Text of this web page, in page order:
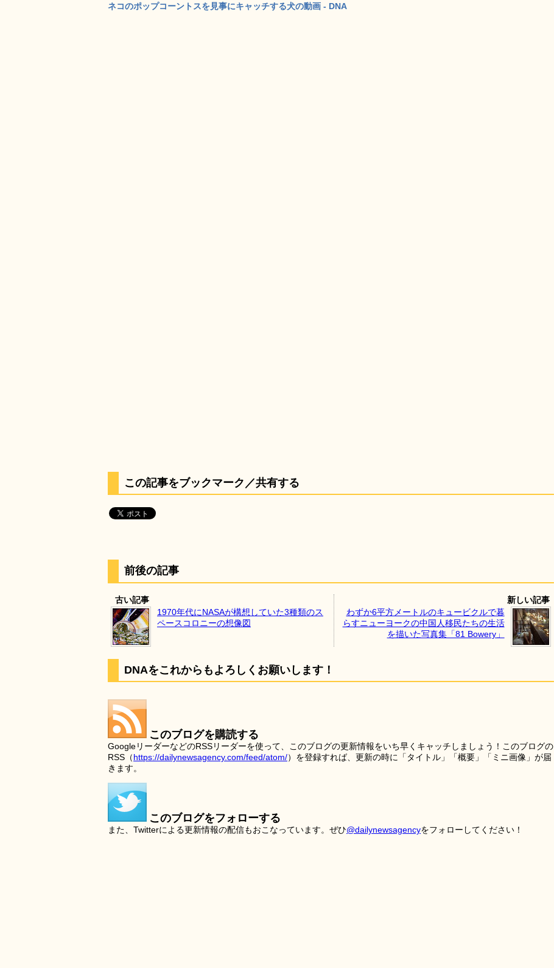
ネコのポップコーントスを見事にキャッチする犬の動画 - DNA
この記事をブックマーク／共有する
前後の記事
古い記事
1970年代にNASAが構想していた3種類のス
ペースコロニーの想像図
新しい記事
わずか6平方メートルのキュービクルで暮
らすニューヨークの中国人移民たちの生活
を描いた写真集「81 Bowery」
DNAをこれからもよろしくお願いします！
このブログを購読する
GoogleリーダーなどのRSSリーダーを使って、このブログの更新情報をいち早くキャッチしましょう！このブログの
RSS（https://dailynewsagency.com/feed/atom/）を登録すれば、更新の時に「タイトル」「概要」「ミニ画像」が届
きます。
このブログをフォローする
また、Twitterによる更新情報の配信もおこなっています。ぜひ@dailynewsagencyをフォローしてください！